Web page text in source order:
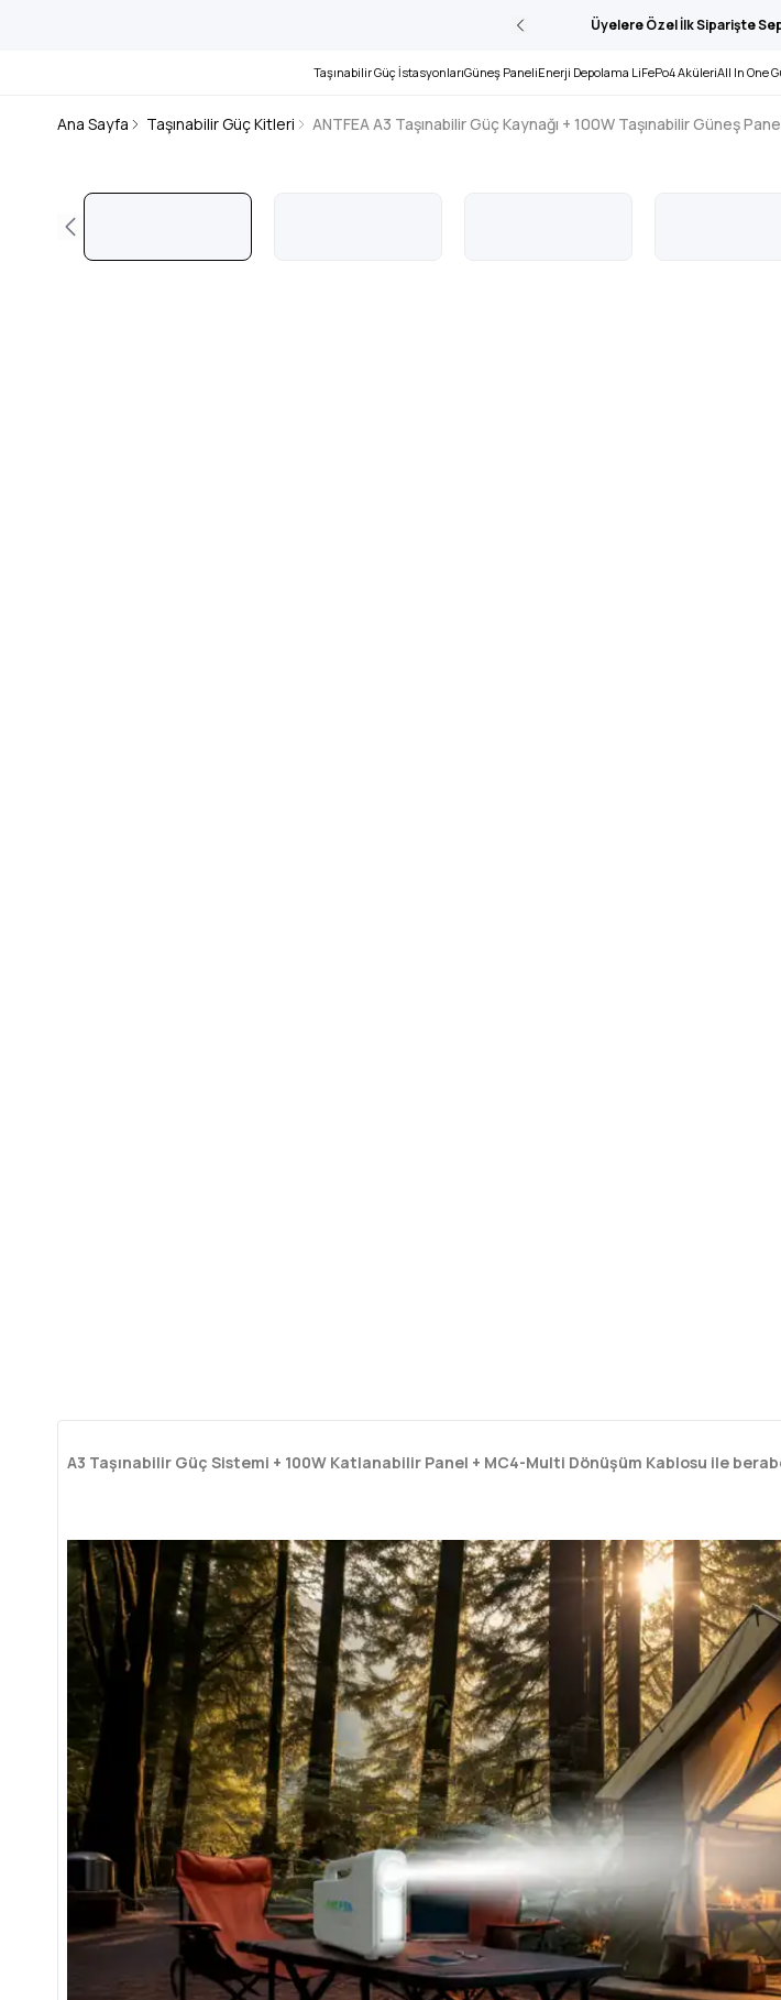
Üyelere Özel İlk Siparişte
Taşınabilir Güç İstasyonlarıGüneş PaneliEnerji Depolama LiFePo4 AküleriAll In One
Ana Sayfa Taşınabilir Güç Kitleri
ANTFEA A3 Taşınabilir Güç Kaynağı + 100W Taşınabilir Güneş
A3 Taşınabilir Güç Sistemi + 100W Katlanabilir Panel + MC4-Multi Dönüşüm Kablosu ile